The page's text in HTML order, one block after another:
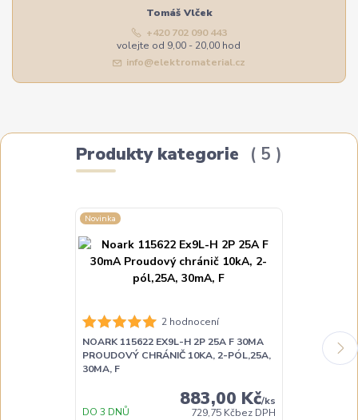
Tomáš Vlček
+420 702 090 443
volejte od 9,00 - 20,00 hod
info@elektromaterial.cz
Produkty kategorie 5
Novinka
2 hodnocení
NOARK 115622 EX9L-H 2P 25A F 30MA
PROUDOVÝ CHRÁNIČ 10KA, 2-PÓL,25A,
30MA, F
883,00 Kč/ks
729,75 Kčbez DPH
DO 3 DNŮ
PROUDOVÝ
30MA, F